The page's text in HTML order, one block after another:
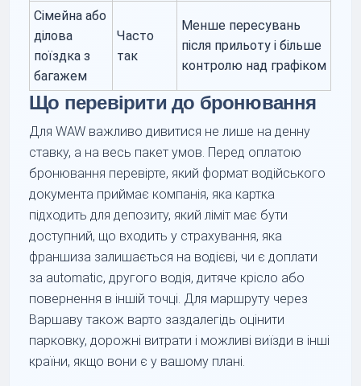
Сімейна або
ділова
поїздка з
багажем
Часто
так
Менше пересувань
після прильоту і більше
контролю над графіком
Що перевірити до бронювання
Для WAW важливо дивитися не лише на денну
ставку, а на весь пакет умов. Перед оплатою
бронювання перевірте, який формат водійського
документа приймає компанія, яка картка
підходить для депозиту, який ліміт має бути
доступний, що входить у страхування, яка
франшиза залишається на водієві, чи є доплати
за automatic, другого водія, дитяче крісло або
повернення в іншій точці. Для маршруту через
Варшаву також варто заздалегідь оцінити
парковку, дорожні витрати і можливі виїзди в інші
країни, якщо вони є у вашому плані.